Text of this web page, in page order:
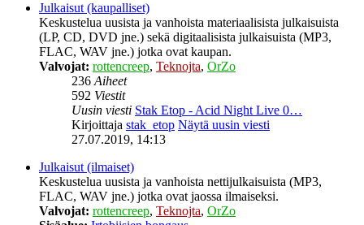
Julkaisut (kaupalliset)
Keskustelua uusista ja vanhoista materiaalisista julkaisuista
(LP, CD, DVD jne.) sekä digitaalisista julkaisuista (MP3,
FLAC, WAV jne.) jotka ovat kaupan.
Valvojat: rottencreep, Teknojta, OrZo
236Aiheet
592 Viestit
Uusin viesti Stak Etop - Acid Night Live 0…
Kirjoittaja stak_etop Näytä uusin viesti
27.07.2019, 14:13
Julkaisut (ilmaiset)
Keskustelua uusista ja vanhoista nettijulkaisuista (MP3,
FLAC, WAV jne.) jotka ovat jaossa ilmaiseksi.
Valvojat: rottencreep, Teknojta, OrZo